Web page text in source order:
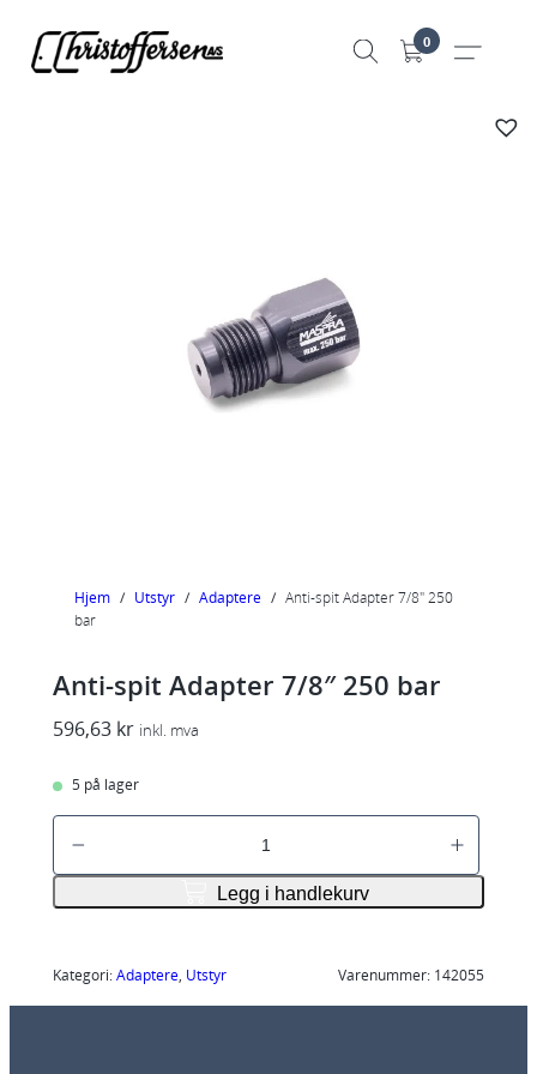
0
Hjem / Utstyr / Adaptere / Anti-spit Adapter 7/8″ 250
bar
Anti-spit Adapter 7/8″ 250 bar
596,63 kr inkl. mva
5 på lager
A
s
p
Legg i handlekurv
Kategori:Adaptere, Utstyr Varenummer: 142055